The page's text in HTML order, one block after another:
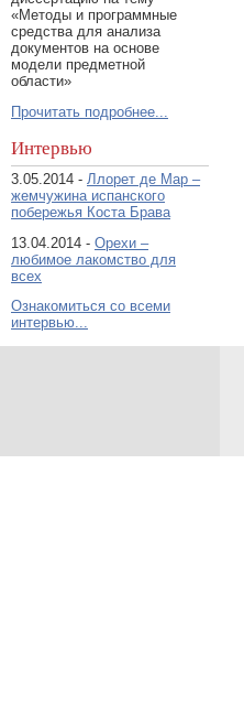
«Методы и программные
средства для анализа
документов на основе
модели предметной
области»
Прочитать подробнее...
Интервью
3.05.2014 - Ллорет де Мар –
жемчужина испанского
побережья Коста Брава
13.04.2014 - Орехи –
любимое лакомство для
всех
Ознакомиться со всеми
интервью...